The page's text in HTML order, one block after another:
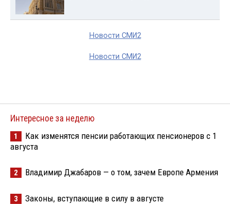
Новости СМИ2
Новости СМИ2
Интересное за неделю
1
Как изменятся пенсии работающих пенсионеров с 1
августа
2 Владимир Джабаров — о том, зачем Европе Армения
3 Законы, вступающие в силу в августе